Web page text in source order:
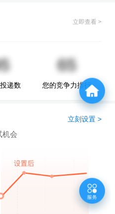
立即查看 >
递数 您的竞争力排行
立刻设置 >
机会